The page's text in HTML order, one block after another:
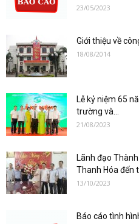
23/05/2023
Giới thiệu về
18/08/2014
Lễ kỷ niệm 65
trường và...
21/08/2023
Lãnh đạo
Thanh Hóa đến
13/10/2023
Báo cáo tình